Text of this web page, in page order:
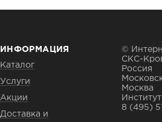
ИНФОРМАЦИЯ
Каталог
Услуги
Акции
Доставка и
©
СКС-
Россия
Москва
8 (495)